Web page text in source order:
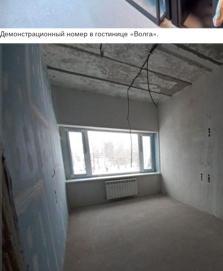
Демонстрационный номер в гостинице «Волга».